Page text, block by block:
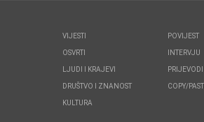
VIJESTI
OSVRTI
LJUDI I KRAJEVI
DRUŠTVO I ZNANOST
KULTURA
POVIJEST
INTERVJU
PRIJEVODI
COPY/